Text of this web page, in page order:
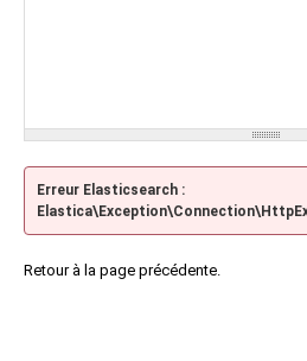
Erreur Elasticsearch :
Retour à la page précédente.